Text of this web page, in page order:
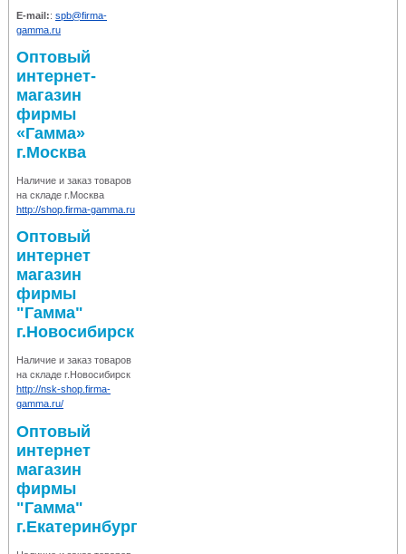
E-mail:: spb@firma-
gamma.ru
Оптовый
интернет-
магазин
фирмы
«Гамма»
г.Москва
Наличие и заказ товаров
на складе г.Москва
http://shop.firma-gamma.ru
Оптовый
интернет
магазин
фирмы
"Гамма"
г.Новосибирск
Наличие и заказ товаров
на складе г.Новосибирск
http://nsk-shop.firma-
gamma.ru/
Оптовый
интернет
магазин
фирмы
"Гамма"
г.Екатеринбург